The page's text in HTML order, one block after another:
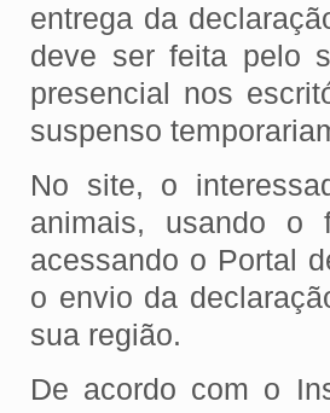
entrega da
deve ser feita pelo
presencial nos
suspenso
No site, o
animais, usando o
acessando o Portal
o envio da
sua região.
De acordo com o